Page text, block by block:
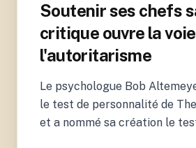
Soutenir ses chefs
critique ouvre la
l'autoritarisme
Le psychologue Bob
le test de personnalité de
et a nommé sa création le